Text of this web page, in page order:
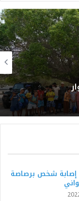
إصابة شخص برصاصة